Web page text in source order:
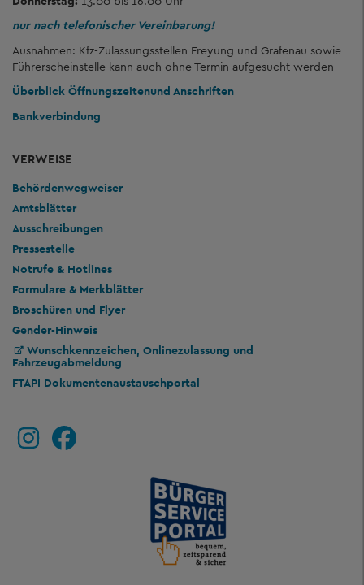
nur nach telefonischer Vereinbarung!
Ausnahmen: Kfz-Zulassungsstellen Freyung und Grafenau sowie
Führerscheinstelle kann auch ohne Termin aufgesucht werden
Überblick Öffnungszeitenund Anschriften
Bankverbindung
VERWEISE
Behördenwegweiser
Amtsblätter
Ausschreibungen
Pressestelle
Notrufe & Hotlines
Formulare & Merkblätter
Broschüren und Flyer
Gender-Hinweis
Wunschkennzeichen, Onlinezulassung und
Fahrzeugabmeldung
FTAPI Dokumentenaustauschportal